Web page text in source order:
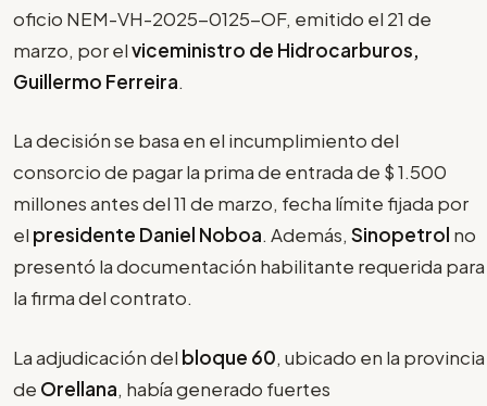
oficio NEM-VH-2025-0125-OF, emitido el 21 de
marzo, por elviceministro de Hidrocarburos,
Guillermo Ferreira.
La decisión se basa en el incumplimiento del
consorcio de pagar la prima de entrada de $ 1.500
millones antes del 11 de marzo, fecha límite fijada por
el presidente Daniel Noboa. Además, Sinopetrol no
presentó la documentación habilitante requerida para
la firma del contrato.
La adjudicación del bloque 60, ubicado en la provincia
de Orellana, había generado fuertes